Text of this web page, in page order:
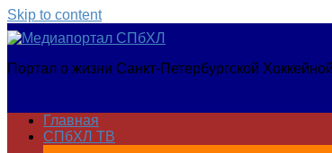
Skip to content
Медиапортал
Портал о жизни Санкт-Петербургской
Главная
СПбХЛ ТВ